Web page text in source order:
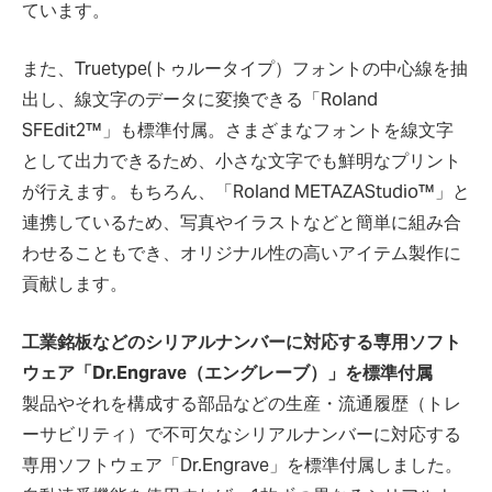
ています。
また、Truetype(トゥルータイプ）フォントの中心線を抽
出し、線文字のデータに変換できる「Roland
SFEdit2™」も標準付属。さまざまなフォントを線文字
として出力できるため、小さな文字でも鮮明なプリント
が行えます。もちろん、「Roland METAZAStudio™」と
連携しているため、写真やイラストなどと簡単に組み合
わせることもでき、オリジナル性の高いアイテム製作に
貢献します。
工業銘板などのシリアルナンバーに対応する専用ソフト
ウェア「Dr.Engrave（エングレーブ）」を標準付属
製品やそれを構成する部品などの生産・流通履歴（トレ
ーサビリティ）で不可欠なシリアルナンバーに対応する
専用ソフトウェア「Dr.Engrave」を標準付属しました。